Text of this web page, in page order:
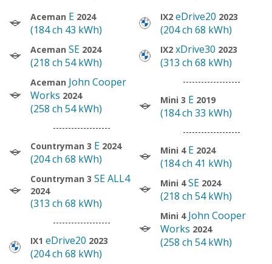
Aceman E 2024
(184 ch 43 kWh)
Aceman SE 2024
(218 ch 54 kWh)
Aceman John Cooper
Works 2024
(258 ch 54 kWh)
-------------------
Countryman 3 E 2024
(204 ch 68 kWh)
Countryman 3 SE ALL4
2024
(313 ch 68 kWh)
-------------------
IX1 eDrive20 2023
(204 ch 68 kWh)
IX2 eDrive20 2023
(204 ch 68 kWh)
IX2 xDrive30 2023
(313 ch 68 kWh)
-------------------
Mini 3 E 2019
(184 ch 33 kWh)
-------------------
Mini 4E 2024
(184 ch 41 kWh)
Mini 4SE 2024
(218 ch 54 kWh)
Mini 4John Cooper
Works 2024
(258 ch 54 kWh)